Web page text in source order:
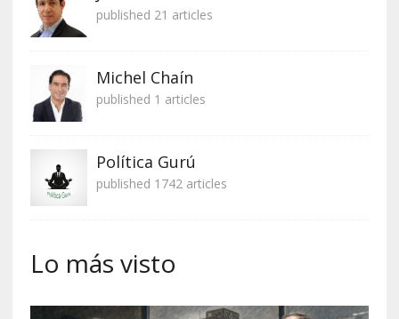
published 21 articles
Michel Chaín
published 1 articles
Política Gurú
published 1742 articles
Lo más visto